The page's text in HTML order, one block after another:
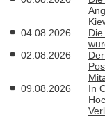
04.08.2026
02.08.2026
09.08.2026
In